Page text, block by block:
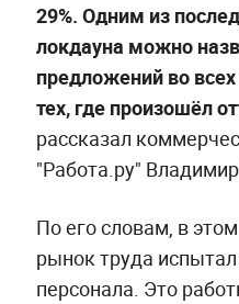
29%. Одним из
локдауна можно
предложений во
тех, где произошёл
рассказал
"Работа.ру"
По его словам, в
рынок труда
персонала. Это